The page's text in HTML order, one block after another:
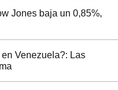
Jones baja un 0,85%,
Venezuela?: Las